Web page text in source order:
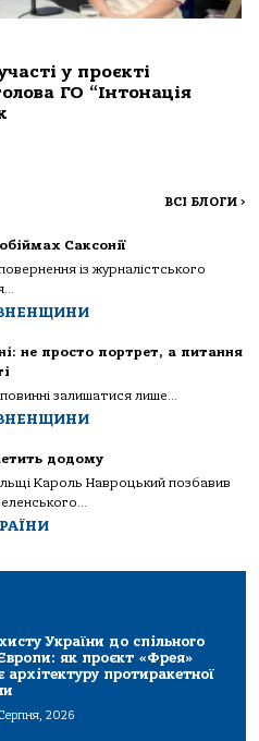
у проєкті
ГО “Інтонація
ВСІ БЛОГИ >
Саксонії
із журналістського
не просто портрет, а питання
залишатися лише...
додому
Кароль Навроцький позбавив
України до спільного
як проєкт «Фрея»
архітектуру протиракетної
2026